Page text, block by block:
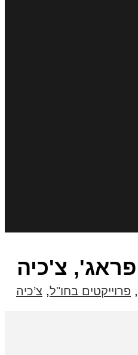
פראג', צ'כיה
, פרוייקטים בחו"ל, צ’כיה